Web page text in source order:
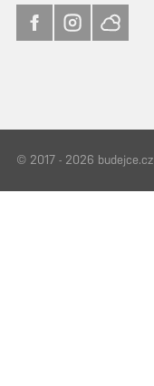
© 2017 - 2026 budejce.cz